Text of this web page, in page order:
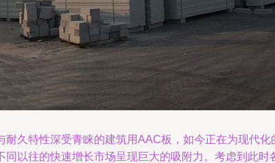
久特性深受青睐的建筑用AAC板，如今正在为现代
以往的快速增长市场呈现巨大的吸附力。考虑到此